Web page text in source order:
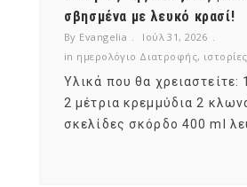
σβησμένα με λευκό κρασί!
By Evangelia
Ιούλ 31, 2026
in ημερολόγιο Διατροφής,
Υλικά που θα χρειαστείτε:
2 μέτρια κρεμμύδια 2
σκελίδες σκόρδο 400 ml